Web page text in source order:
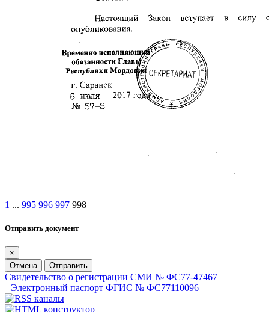
1 ... 995 996 997 998
Отправить документ
×
Отмена
Отправить
Свидетельство о регистрации СМИ № ФС77-47467
Электронный паспорт ФГИС № ФС77110096